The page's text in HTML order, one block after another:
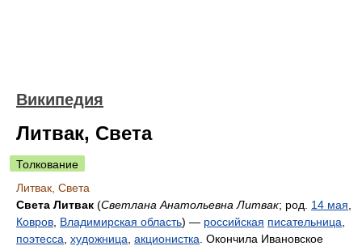
Википедия
Литвак, Света
Толкование
Литвак, Света
Света Литвак (Светлана Анатольевна Литвак; род. 14 мая
Ковров Владимирская область) — российская писательница
поэтесса художница акционистка . Окончила Ивановское